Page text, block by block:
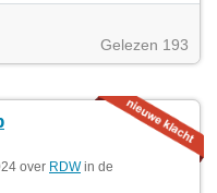
Gelezen 193
over RDWin de